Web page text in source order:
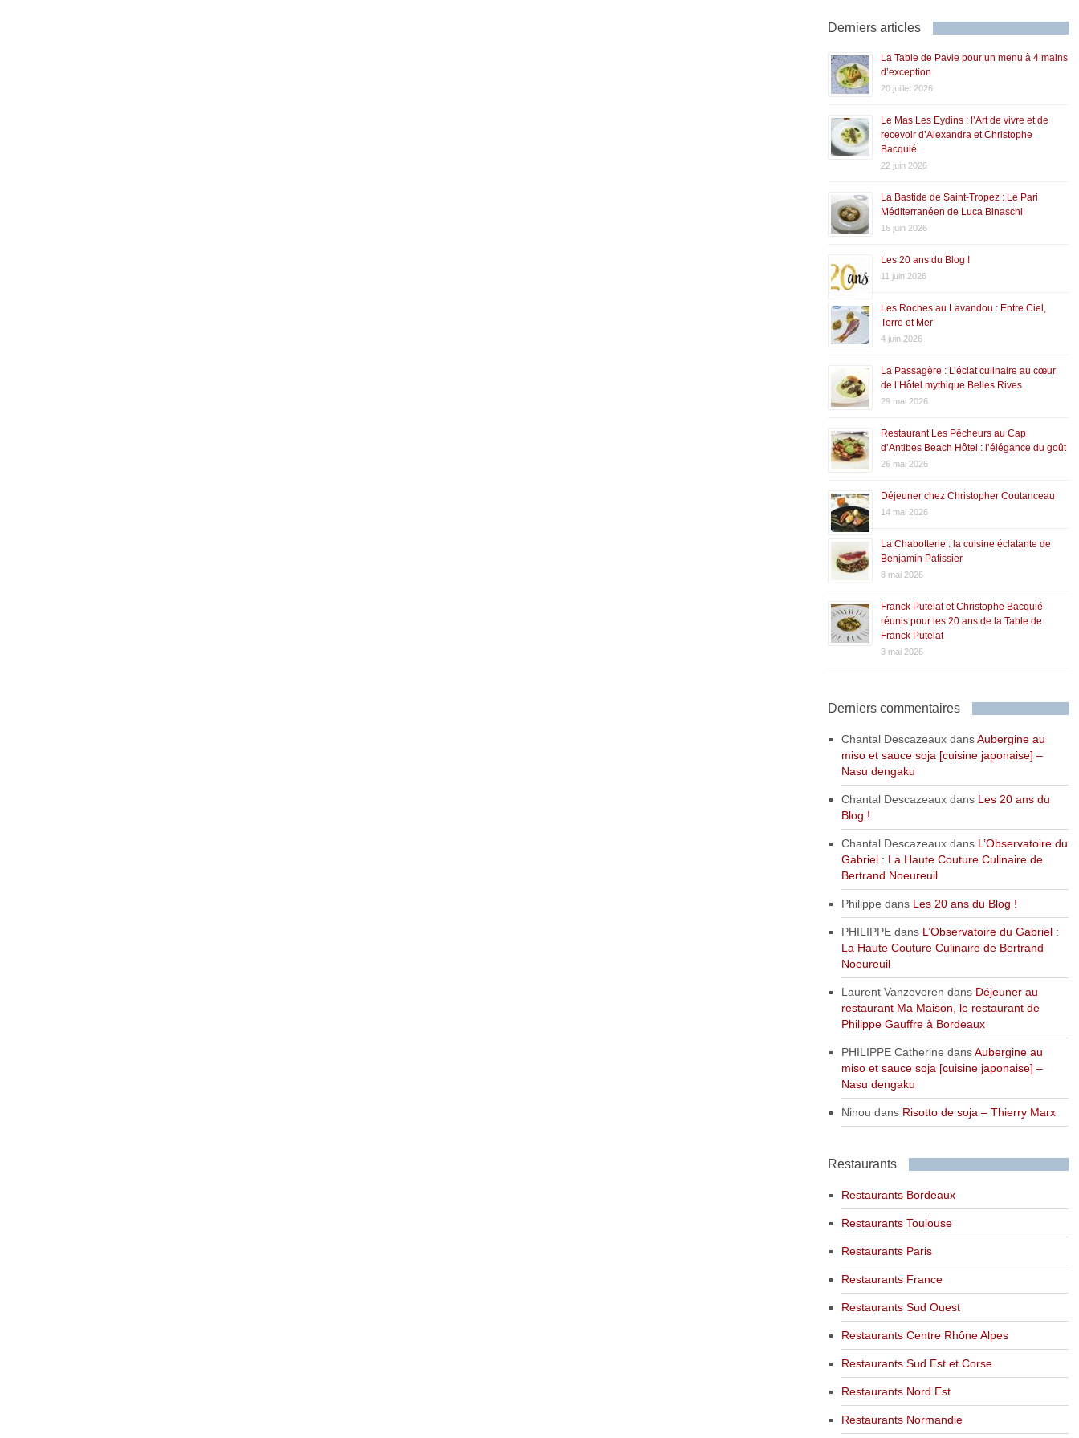
Derniers articles
La Table de Pavie pour un menu à 4 mains
d’exception
20 juillet 2026
Le Mas Les Eydins : l’Art de vivre et de
recevoir d’Alexandra et Christophe
Bacquié
22 juin 2026
La Bastide de Saint-Tropez : Le Pari
Méditerranéen de Luca Binaschi
16 juin 2026
Les 20 ans du Blog !
11 juin 2026
Les Roches au Lavandou : Entre Ciel,
Terre et Mer
4 juin 2026
La Passagère : L’éclat culinaire au cœur
de l’Hôtel mythique Belles Rives
29 mai 2026
Restaurant Les Pêcheurs au Cap
d’Antibes Beach Hôtel : l’élégance du goût
26 mai 2026
Déjeuner chez Christopher Coutanceau
14 mai 2026
La Chabotterie : la cuisine éclatante de
Benjamin Patissier
8 mai 2026
Franck Putelat et Christophe Bacquié
réunis pour les 20 ans de la Table de
Franck Putelat
3 mai 2026
Derniers commentaires
Chantal DescazeauxdansAubergine au
miso et sauce soja [cuisine japonaise] –
Nasu dengaku
Chantal Descazeauxdans Les 20 ans du
Blog !
Chantal Descazeauxdans L’Observatoire du
Gabriel : La Haute Couture Culinaire de
Bertrand Noeureuil
Philippe dans Les 20 ans du Blog !
PHILIPPEdans L’Observatoire du Gabriel :
La Haute Couture Culinaire de Bertrand
Noeureuil
Laurent Vanzeveren dans Déjeuner au
restaurant Ma Maison, le restaurant de
Philippe Gauffre à Bordeaux
PHILIPPE Catherine dansAubergine au
miso et sauce soja [cuisine japonaise] –
Nasu dengaku
Ninou dans Risotto de soja – Thierry Marx
Restaurants
Restaurants Bordeaux
Restaurants Toulouse
Restaurants Paris
Restaurants France
Restaurants Sud Ouest
Restaurants Centre Rhône Alpes
Restaurants Sud Est et Corse
Restaurants Nord Est
Restaurants Normandie